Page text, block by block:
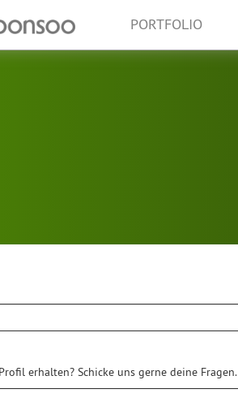
PORTFOLIO
erhalten? Schicke uns gerne deine Fragen.